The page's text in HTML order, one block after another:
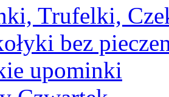
Trufelki,
bez
upominki